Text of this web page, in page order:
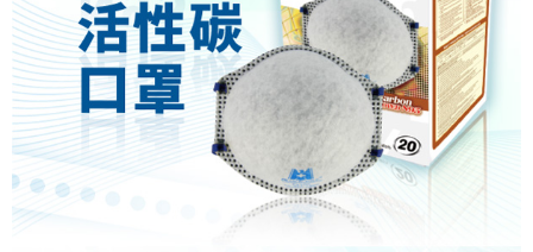
３．未成年的使用者請事先徵得法定代理人或監護人之同意方可使用
「AFTEE先享後付」，若未經同意申辦者引起之損失，本公司不負相關責
任。
４．使用「AFTEE先享後付」時，將依據個別帳號之用戶狀況，依本公司即
時審查核予不同之上限額度；若仍有額度不足之情形，本公司將視審查結果
請求用戶進行身份認證。
５．嚴禁一人註冊多個帳號或使用他人資訊註冊。若發現惡意使用之情形，
恩沛科技股份有限公司將有權停止該用戶之使用額度並採取法律行動。
會員需知→偏遠地區配送事項』
每筆NT$120
🚢離島配送
每筆NT$250